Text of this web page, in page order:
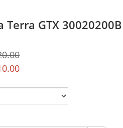
Terra GTX 30020200B